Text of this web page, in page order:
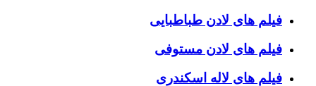
فیلم های لادن طباطبایی
فیلم های لادن مستوفی
فیلم های لاله اسکندری